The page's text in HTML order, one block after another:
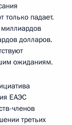
только падает.
долларов.
ожиданиям.
ЕАЭС
членов
третьих